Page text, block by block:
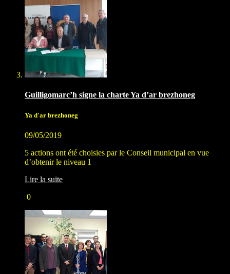
Guilligomarc’h signe la charte Ya d’ar brezhoneg
Ya d'ar brezhoneg
09/05/2019
5 actions ont été choisies par le Conseil municipal en vue
d’obtenir le niveau 1
Lire la suite
0